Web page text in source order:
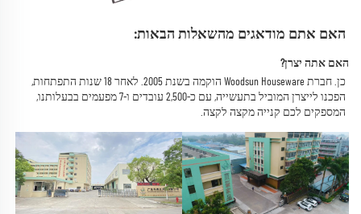
האם אתם מודאגים מהשאלות הבאות:
האם אתה יצרן?
כן. חברת Woodsun Houseware הוקמה בשנת 2005.
המספקים לכם קנייה מקצה לקצה.